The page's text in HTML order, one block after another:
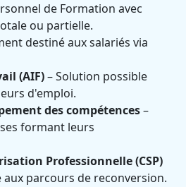
de Formation avec
ou partielle.
destiné aux salariés via
(AIF)– Solution possible
d'emploi.
des compétences–
formant leurs
Professionnelle (CSP)
parcours de reconversion.